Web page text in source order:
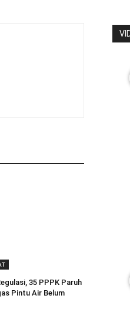
35 PPPK Paruh
Pintu Air Belum